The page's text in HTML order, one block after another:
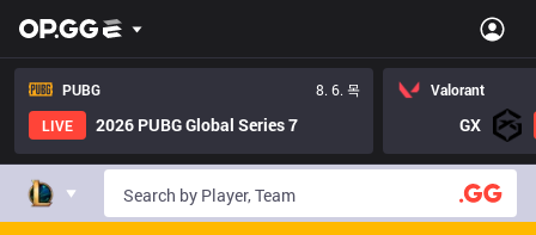
PUBG
8. 6. 목
LIVE
2026 PUBG Global Series 7
Valorant
GX